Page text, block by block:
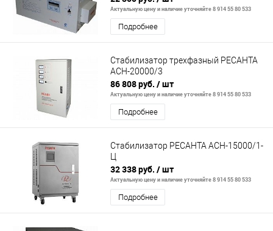
Актуальную цену и наличие уточняйте 8 914 55 80 533
Подробнее
Стабилизатор трехфазный РЕСАНТА
АСН-20000/3
86 808 руб. / шт
Актуальную цену и наличие уточняйте 8 914 55 80 533
Подробнее
Стабилизатор РЕСАНТА АСН-15000/1-
Ц
32 338 руб. / шт
Актуальную цену и наличие уточняйте 8 914 55 80 533
Подробнее